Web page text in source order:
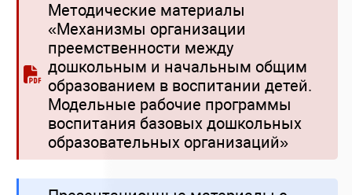
Методические материалы
«Механизмы организации
преемственности между
дошкольным и начальным общим
образованием в воспитании детей.
Модельные рабочие программы
воспитания базовых дошкольных
образовательных организаций»